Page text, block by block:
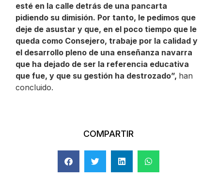
esté en la calle detrás de una pancarta
pidiendo su dimisión. Por tanto, le pedimos que
deje de asustar y que, en el poco tiempo que le
queda como Consejero, trabaje por la calidad y
el desarrollo pleno de una enseñanza navarra
que ha dejado de ser la referencia educativa
que fue, y que su gestión ha destrozado”, han
concluido.
COMPARTIR